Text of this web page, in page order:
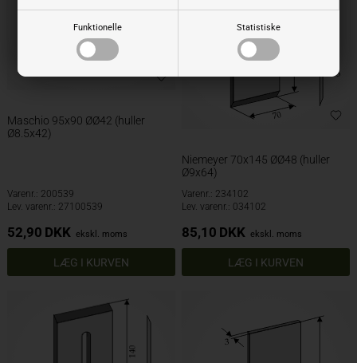
Funktionelle Statistiske
Maschio 95x90 ØØ42 (huller
Ø8.5x42)
Varenr.: 200539
Lev. varenr.: 27100539
52,90 DKK ekskl. moms
Niemeyer 70x145 ØØ48 (huller
Ø9x64)
Varenr.: 234102
Lev. varenr.: 034102
85,10 DKK ekskl. moms